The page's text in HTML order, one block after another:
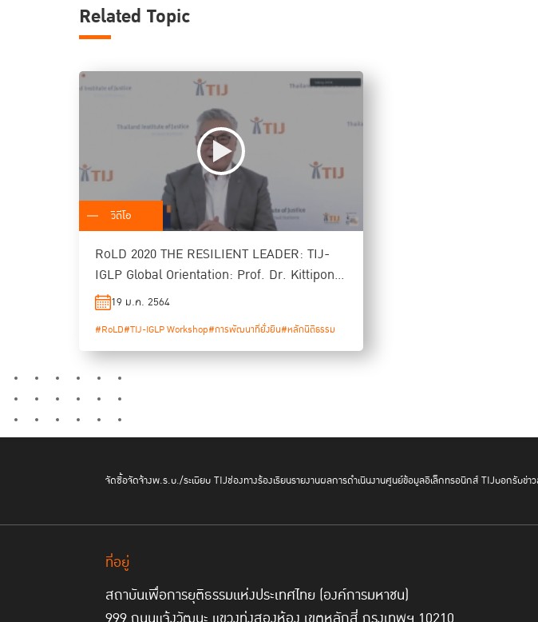
Related Topic
วิดีโอ
RoLD 2020 THE RESILIENT LEADER: TIJ-
IGLP Global Orientation: Prof. Dr. Kittipong
Kittayarak
19 ม.ค. 2564
#RoLD#TIJ-IGLP Workshop#การพัฒนาที่ยั่งยืน#หลักนิติธรรม
จัดซื้อจัดจ้างพ.ร.บ./ระเบียบ TIJช่องทางร้องเรียนรายงานผลการดำเนินงานศูนย์ข้อมูลอิเล็กทรอนิกส์ TIJบอกรับข่า
ที่อยู่
สถาบันเพื่อการยุติธรรมแห่งประเทศไทย (องค์การมหาชน)